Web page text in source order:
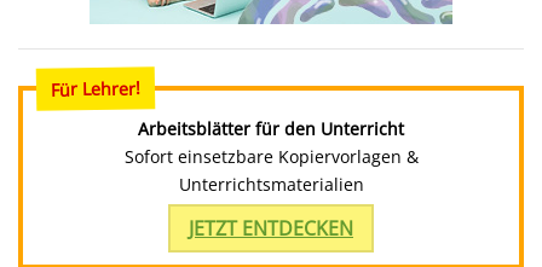
Für Lehrer!
Arbeitsblätter für den Unterricht
Sofort einsetzbare Kopiervorlagen &
Unterrichtsmaterialien
JETZT ENTDECKEN